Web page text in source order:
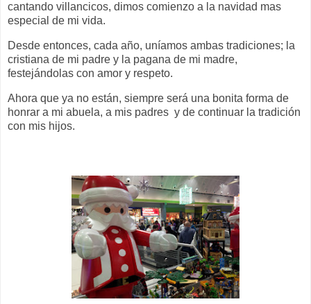
cantando villancicos, dimos comienzo a la navidad mas
especial de mi vida.
Desde entonces, cada año, uníamos ambas tradiciones; la
cristiana de mi padre y la pagana de mi madre,
festejándolas con amor y respeto.
Ahora que ya no están, siempre será una bonita forma de
honrar a mi abuela, a mis padres y de continuar la tradición
con mis hijos.